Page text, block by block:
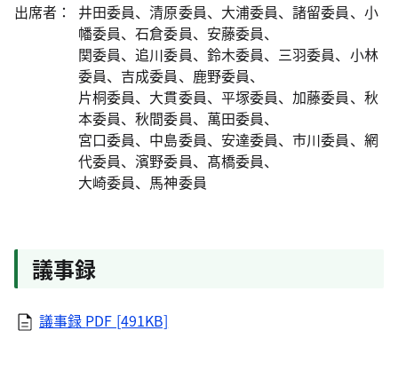
出席者：
井田委員、清原委員、大浦委員、諸留委員、小
幡委員、石倉委員、安藤委員、
関委員、追川委員、鈴木委員、三羽委員、小林
委員、吉成委員、鹿野委員、
片桐委員、大貫委員、平塚委員、加藤委員、秋
本委員、秋間委員、萬田委員、
宮口委員、中島委員、安達委員、市川委員、網
代委員、濱野委員、髙橋委員、
大崎委員、馬神委員
議事録
議事録 PDF [491KB]